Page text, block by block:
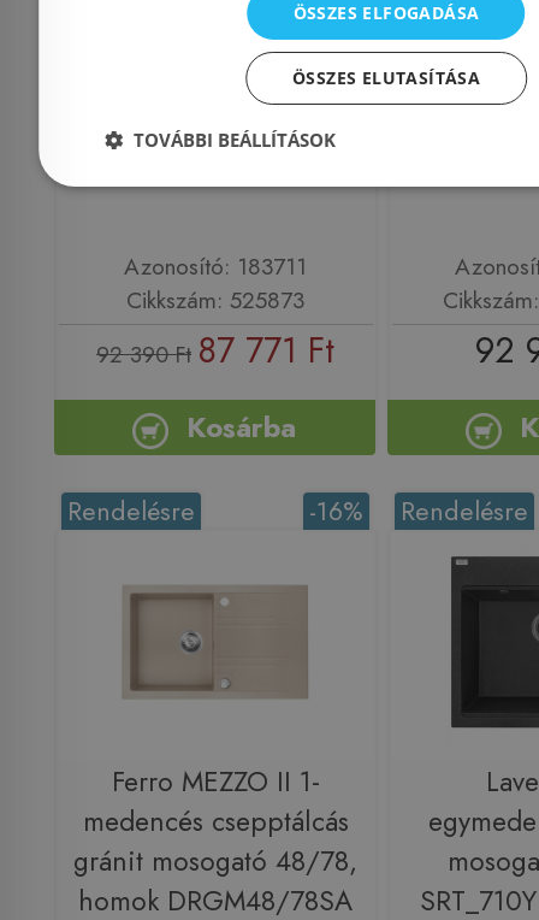
BLANCO DALAGO 6
Silgranit mosogató
dugókiemelővel, fekete
525873
Azonosító: 183711
Cikkszám: 525873
92 390 Ft 87 771 Ft
Kosárba
Deante
mosogató
92
-16%
Rendelésre
Ferro MEZZO II 1-
medencés csepptálcás
gránit mosogató 48/78,
homok DRGM48/78SA
Rendelésre
ÖSSZES ELFOGADÁSA
ÖSSZES ELUTASÍTÁSA
TOVÁBBI BEÁLLÍTÁSOK